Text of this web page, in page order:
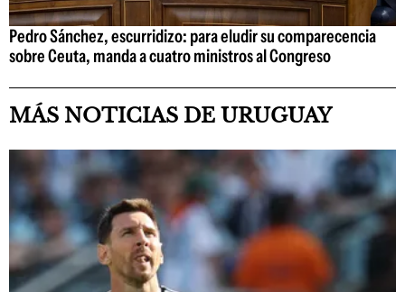
Pedro Sánchez, escurridizo: para eludir su comparecencia
sobre Ceuta, manda a cuatro ministros al Congreso
MÁS NOTICIAS DE URUGUAY